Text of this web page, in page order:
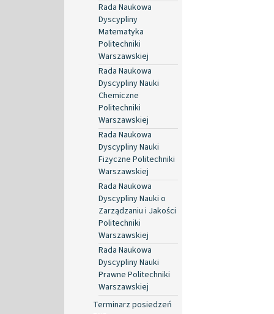
Rada Naukowa
Dyscypliny
Matematyka
Politechniki
Warszawskiej
Rada Naukowa
Dyscypliny Nauki
Chemiczne
Politechniki
Warszawskiej
Rada Naukowa
Dyscypliny Nauki
Fizyczne Politechniki
Warszawskiej
Rada Naukowa
Dyscypliny Nauki o
Zarządzaniu i Jakości
Politechniki
Warszawskiej
Rada Naukowa
Dyscypliny Nauki
Prawne Politechniki
Warszawskiej
Terminarz posiedzeń